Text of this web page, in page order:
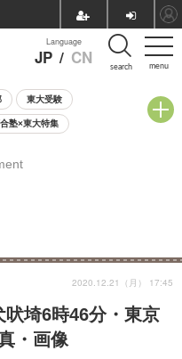
menu
Language
JP / CN search
東大受験
塾×東大特集
相談会
吠埼6時46分・東京
・画像
2020.12.21（月） 17:45